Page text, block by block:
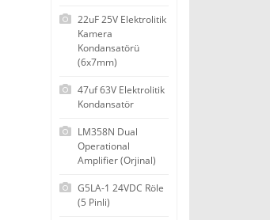
22uF 25V Elektrolitik
Kamera
Kondansatörü
(6x7mm)
47uf 63V Elektrolitik
Kondansatör
LM358N Dual
Operational
Amplifier (Orjinal)
G5LA-1 24VDC Röle
(5 Pinli)